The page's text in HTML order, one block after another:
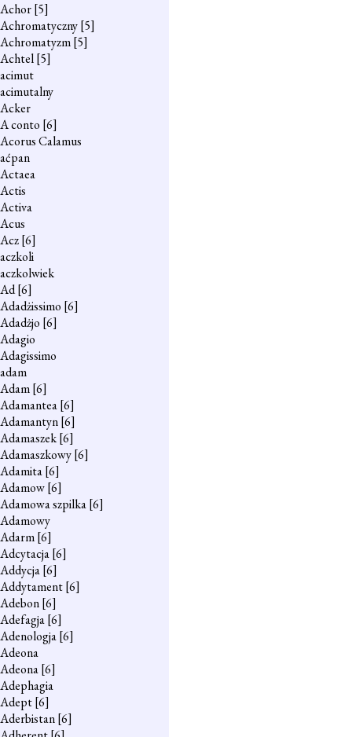
Achor[5]
Achromatyczny[5]
Achromatyzm[5]
Achtel[5]
acimut
acimutalny
Acker
A conto [6]
Acorus Calamus
aćpan
Actaea
Actis
Activa
Acus
Acz[6]
aczkoli
aczkolwiek
Ad[6]
Adadżissimo [6]
Adadżjo [6]
Adagio
Adagissimo
adam
Adam[6]
Adamantea[6]
Adamantyn[6]
Adamaszek[6]
Adamaszkowy[6]
Adamita[6]
Adamow[6]
Adamowa szpilka[6]
Adamowy
Adarm[6]
Adcytacja[6]
Addycja[6]
Addytament[6]
Adebon[6]
Adefagja[6]
Adenologja[6]
Adeona
Adeona[6]
Adephagia
Adept[6]
Aderbistan[6]